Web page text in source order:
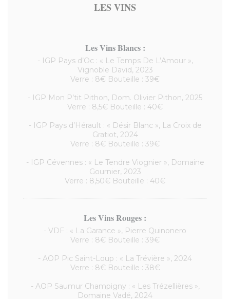
LES VINS
Les Vins Blancs :
- IGP Pays d’Oc : « Le Temps De L’Amour »,
Vignoble David, 2023
Verre : 8€ Bouteille : 39€
- IGP Mon P’tit Pithon, Dom. Olivier Pithon, 2025
Verre : 8,5€ Bouteille : 40€
- IGP Pays d’Hérault : « Désir Blanc », La Croix de
Gratiot, 2024
Verre : 8€ Bouteille : 39€
- IGP Cévennes : « Le Tendre Viognier », Domaine
Gournier, 2023
Verre : 8,50€ Bouteille : 40€
Les Vins Rouges :
- VDF : « La Garance », Pierre Quinonero
Verre : 8€ Bouteille : 39€
- AOP Pic Saint-Loup : « La Trévière », 2024
Verre : 8€ Bouteille : 38€
- AOP Saumur Champigny : « Les Trézellières »,
Domaine Vadé, 2024